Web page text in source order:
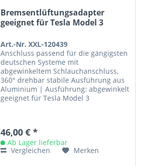
Bremsentlüftungsadapter
geeignet für Tesla Model 3
Art.-Nr. XXL-120439
Anschluss passend für die gängigsten
deutschen Systeme mit
abgewinkeltem Schlauchanschluss,
360° drehbar stabile Ausführung aus
Aluminium | Ausführung: abgewinkelt
geeignet für Tesla Model 3
46,00 € *
Ab Lager lieferbar
Vergleichen
Merken